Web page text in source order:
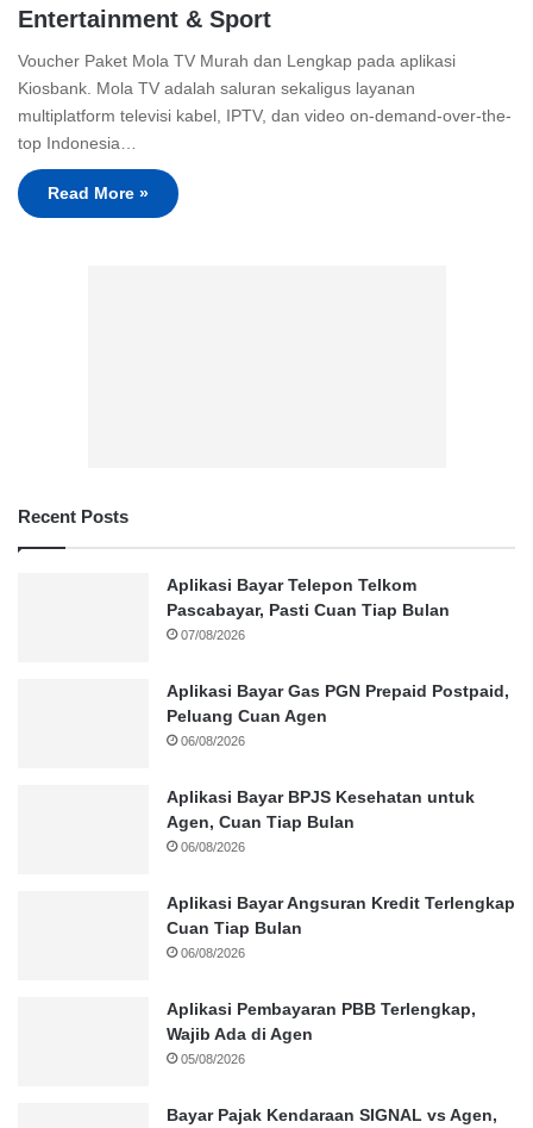
Entertainment & Sport
Voucher Paket Mola TV Murah dan Lengkap pada aplikasi
Kiosbank. Mola TV adalah saluran sekaligus layanan
multiplatform televisi kabel, IPTV, dan video on-demand-over-the-
top Indonesia…
Read More »
Recent Posts
Aplikasi Bayar Telepon Telkom
Pascabayar, Pasti Cuan Tiap Bulan
07/08/2026
Aplikasi Bayar Gas PGN Prepaid Postpaid,
Peluang Cuan Agen
06/08/2026
Aplikasi Bayar BPJS Kesehatan untuk
Agen, Cuan Tiap Bulan
06/08/2026
Aplikasi Bayar Angsuran Kredit Terlengkap
Cuan Tiap Bulan
06/08/2026
Aplikasi Pembayaran PBB Terlengkap,
Wajib Ada di Agen
05/08/2026
Bayar Pajak Kendaraan SIGNAL vs Agen,